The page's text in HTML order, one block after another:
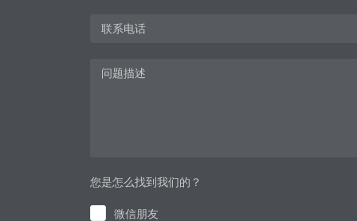
您是怎么找到我们的？
微信朋友